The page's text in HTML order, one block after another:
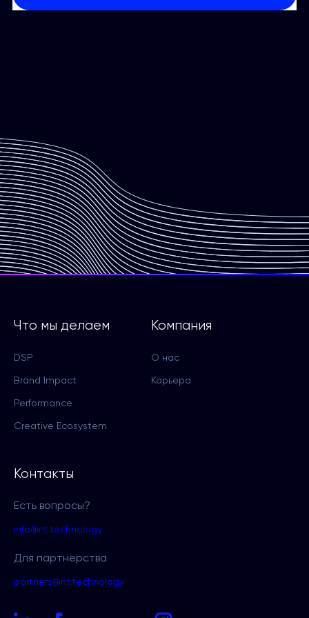
Компания
О нас
Карьера
Что мы делаем
DSP
Brand Impact
Performance
Creative Ecosystem
Контакты
Есть вопросы?
info@nt.technology
Для партнерства
partners@nt.technology